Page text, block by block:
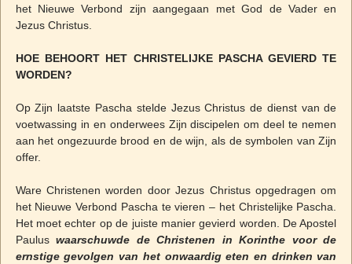
het Nieuwe Verbond zijn aangegaan met God de Vader en
Jezus Christus.
HOE BEHOORT HET CHRISTELIJKE PASCHA GEVIERD TE
WORDEN?
Op Zijn laatste Pascha stelde Jezus Christus de dienst van de
voetwassing in en onderwees Zijn discipelen om deel te nemen
aan het ongezuurde brood en de wijn, als de symbolen van Zijn
offer.
Ware Christenen worden door Jezus Christus opgedragen om
het Nieuwe Verbond Pascha te vieren – het Christelijke Pascha.
Het moet echter op de juiste manier gevierd worden. De Apostel
Pauluswaarschuwde de Christenen in Korinthe voor de
ernstige gevolgen van het onwaardig eten en drinken van